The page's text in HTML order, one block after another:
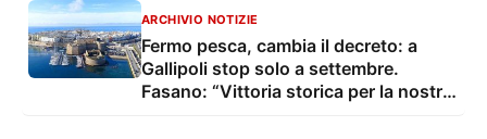
ARCHIVIO NOTIZIE
Fermo pesca, cambia il decreto: a
Gallipoli stop solo a settembre.
Fasano: “Vittoria storica per la nostra